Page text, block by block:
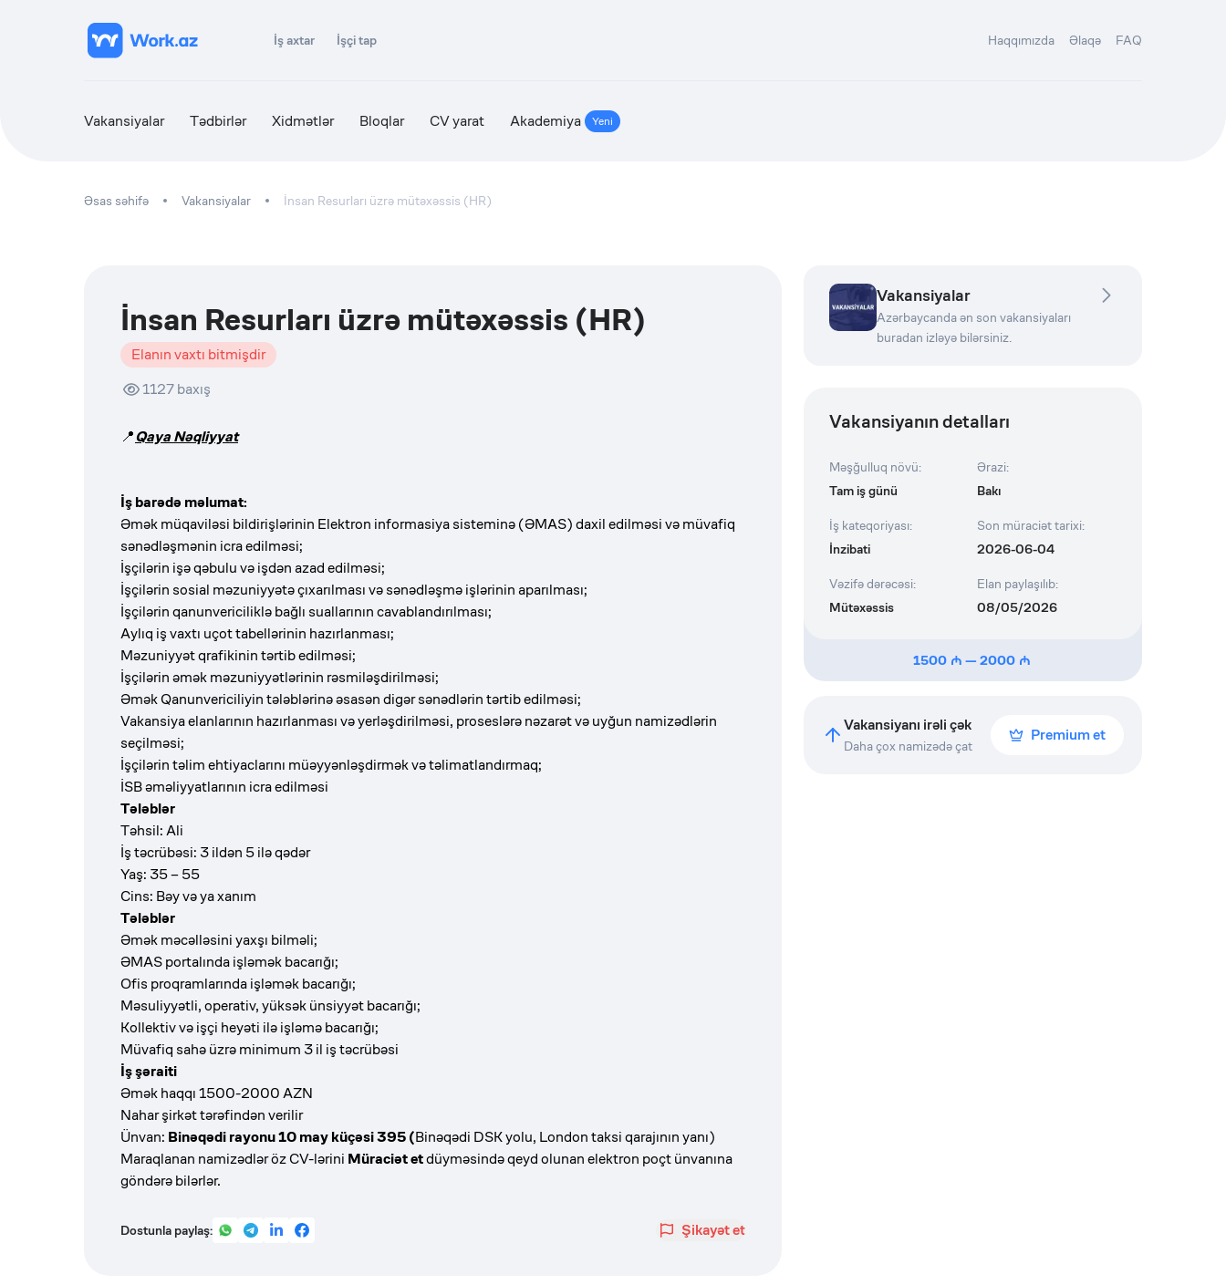
İş axtar İşçi tap Haqqımızda Əlaqə FAQ
Vakansiyalar Tədbirlər Xidmətlər Bloqlar CV yarat Akademiya Yeni
Əsas səhifə Vakansiyalar İnsan Resurları üzrə mütəxəssis (HR)
İnsan Resurları üzrə mütəxəssis (HR)
Elanın vaxtı bitmişdir
1127baxış
📍Qaya Nəqliyyat
İş barədə məlumat:
Əmək müqaviləsi bildirişlərinin Elektron informasiya sisteminə (ƏMAS) daxil edilməsi və müvafiq
sənədləşmənin icra edilməsi;
İşçilərin işə qəbulu və işdən azad edilməsi;
İşçilərin sosial məzuniyyətə çıxarılması və sənədləşmə işlərinin aparılması;
İşçilərin qanunvericiliklə bağlı suallarının cavablandırılması;
Aylıq iş vaxtı uçot tabellərinin hazırlanması;
Məzuniyyət qrafikinin tərtib edilməsi;
İşçilərin əmək məzuniyyətlərinin rəsmiləşdirilməsi;
Əmək Qanunvericiliyin tələblərinə əsasən digər sənədlərin tərtib edilməsi;
Vakansiya elanlarının hazırlanması və yerləşdirilməsi, proseslərə nəzarət və uyğun namizədlərin
seçilməsi;
İşçilərin təlim ehtiyaclarını müəyyənləşdirmək və təlimatlandırmaq;
İSB əməliyyatlarının icra edilməsi
Tələblər
Təhsil: Ali
İş təcrübəsi: 3 ildən 5 ilə qədər
Yaş: 35 – 55
Cins: Bəy və ya xanım
Tələblər
Əmək məcəlləsini yaxşı bilməli;
ƏMAS portalında işləmək bacarığı;
Ofis proqramlarında işləmək bacarığı;
Məsuliyyətli, operativ, yüksək ünsiyyət bacarığı;
Kollektiv və işçi heyəti ilə işləmə bacarığı;
Müvafiq sahə üzrə minimum 3 il iş təcrübəsi
İş şəraiti
Əmək haqqı 1500-2000 AZN
Nahar şirkət tərəfindən verilir
Ünvan: Binəqədi rayonu 10 may küçəsi 395 (Binəqədi DSK yolu, London taksi qarajınınyanı)
Maraqlanan namizədlər öz CV-lərini Müraciət etdüyməsində qeyd olunan elektron poçt ünvanına
göndərə bilərlər.
Dostunla paylaş: Şikayət et
Vakansiyalar
Azərbaycanda ən son vakansiyaları
buradan izləyə bilərsiniz.
Vakansiyanın detalları
Məşğulluq növü:
Tam iş günü
Ərazi:
Bakı
İş kateqoriyası:
İnzibati
Son müraciət tarixi:
2026-06-04
Vəzifə dərəcəsi:
Mütəxəssis
Elan paylaşılıb:
08/05/2026
1500 — 2000
Vakansiyanı irəli çək
Daha çox namizədə çat
Premium et